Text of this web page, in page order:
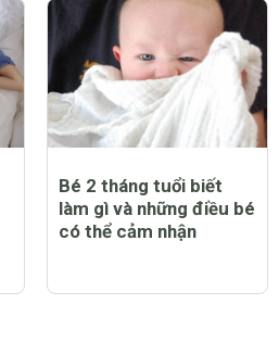
Bé 2 tháng tuổi biết
làm gì và những điều bé
có thể cảm nhận